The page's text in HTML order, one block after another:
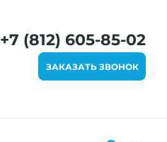
+7 (812) 605-85-02
ЗАКАЗАТЬ ЗВОНОК